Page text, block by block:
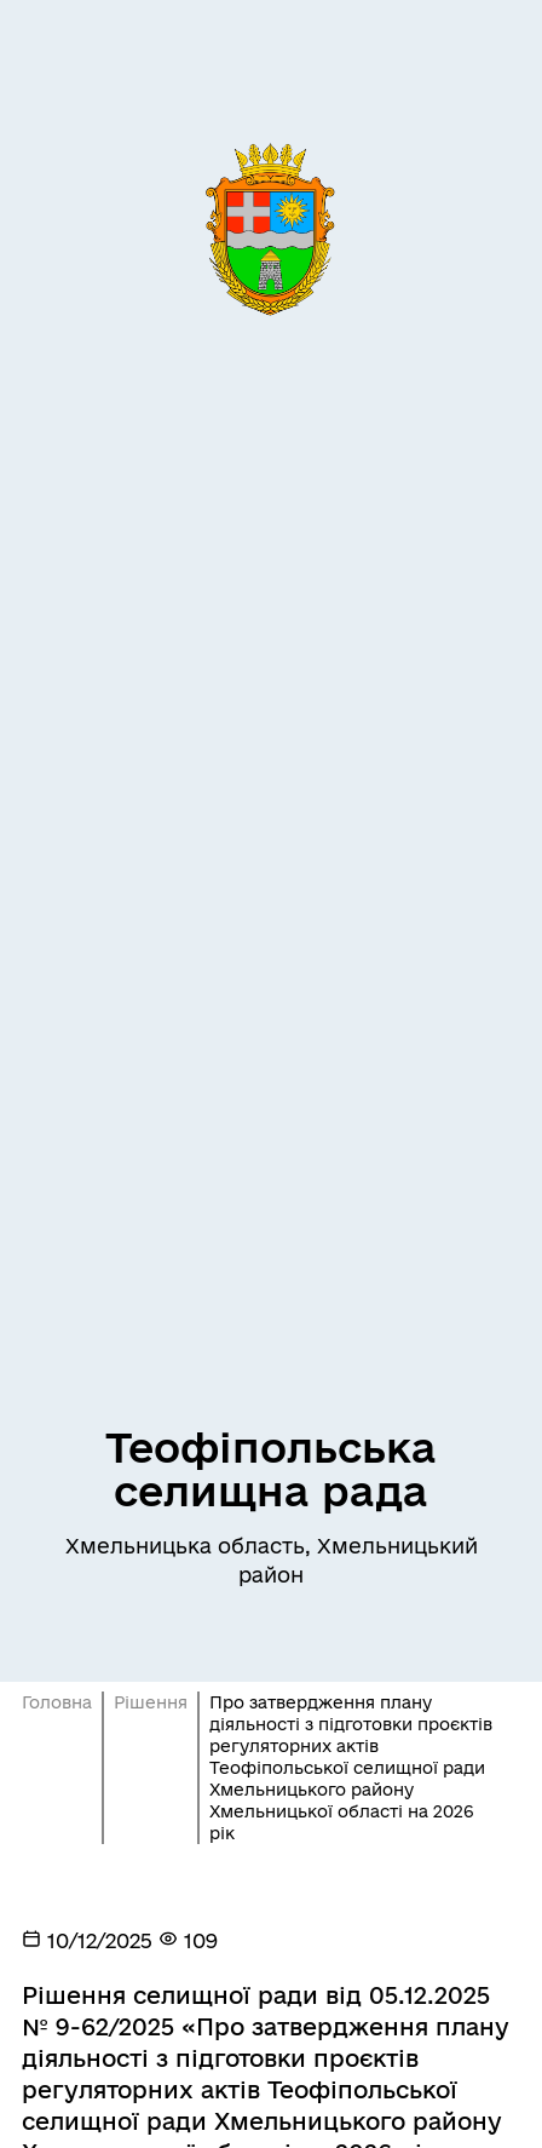
Теофіпольська
селищна рада
Хмельницька область, Хмельницький
район
Головна Рішення
Про затвердження плану
діяльності з підготовки проєктів
регуляторних актів
Теофіпольської селищної ради
Хмельницького району
Хмельницької області на 2026
рік
10/12/2025 109
Рішення селищної ради від 05.12.2025
№ 9-62/2025 «Про затвердження плану
діяльності з підготовки проєктів
регуляторних актів Теофіпольської
селищної ради Хмельницького району